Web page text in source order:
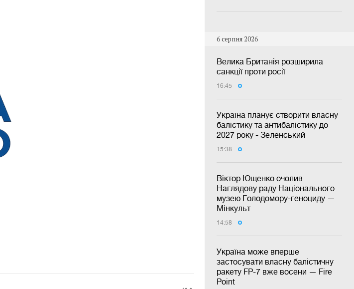
6 серпня 2026
Велика Британія розширила
санкції проти росії
16:45
Україна планує створити власну
балістику та антибалістику до
2027 року - Зеленський
15:38
Віктор Ющенко очолив
Наглядову раду Національного
музею Голодомору-геноциду —
Мінкульт
14:58
Україна може вперше
застосувати власну балістичну
ракету FP-7 вже восени — Fire
Point